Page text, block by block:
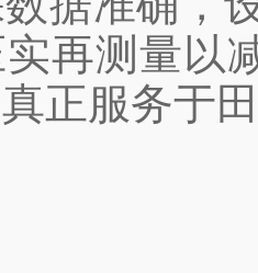
再测量以
正服务于